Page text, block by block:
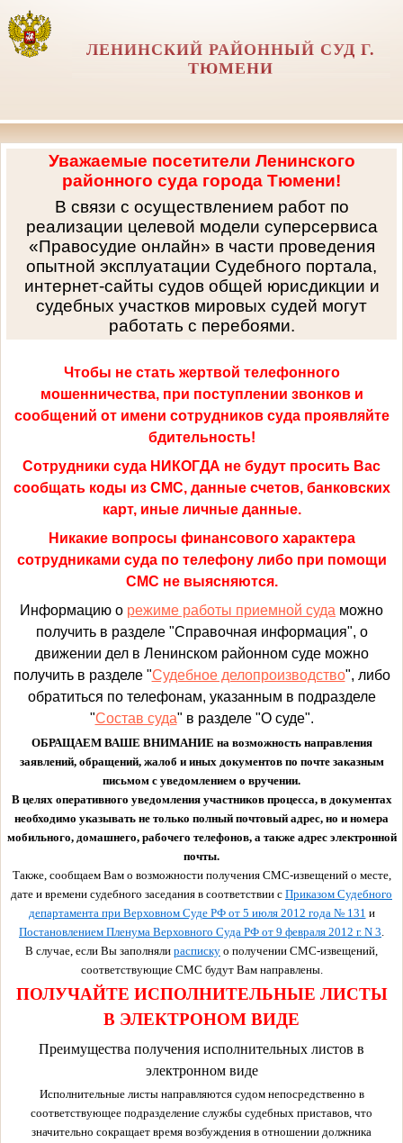
ЛЕНИНСКИЙ РАЙОННЫЙ СУД Г.
ТЮМЕНИ
Уважаемые посетители Ленинского
районного суда города Тюмени!
В связи с осуществлением работ по
реализации целевой модели суперсервиса
«Правосудие онлайн» в части проведения
опытной эксплуатации Судебного портала,
интернет-сайты судов общей юрисдикции и
судебных участков мировых судей могут
работать с перебоями.
Чтобы не стать жертвой телефонного
мошенничества, при поступлении звонков и
сообщений от имени сотрудников суда проявляйте
бдительность!
Сотрудники суда НИКОГДА не будут просить Вас
сообщать коды из СМС, данные счетов, банковских
карт, иные личные данные.
Никакие вопросы финансового характера
сотрудниками суда по телефону либо при помощи
СМС не выясняются.
Информацию о режиме работы приемной суда можно
получить в разделе "Справочная информация", о
движении дел в Ленинском районном суде можно
получить в разделе "Судебное делопроизводство", либо
обратиться по телефонам, указанным в подразделе
"Состав суда" в разделе "О суде".
ОБРАЩАЕМ ВАШЕ ВНИМАНИЕ на возможность направления
заявлений, обращений, жалоб и иных документов по почте заказным
письмом с уведомлением о вручении.
В целях оперативного уведомления участников процесса, в документах
необходимо указывать не только полный почтовый адрес, но и номера
мобильного, домашнего, рабочего телефонов, а также адрес электронной
почты.
Также, сообщаем Вам о возможности получения СМС-извещений о месте,
дате и времени судебного заседания в соответствии с Приказом Судебного
департамента при Верховном Суде РФ от 5 июля 2012 года № 131 и
Постановлением Пленума Верховного Суда РФ от 9 февраля 2012 г. N 3
В случае, если Вы заполняли расписку о получении СМС-извещений,
соответствующие СМС будут Вам направлены.
ПОЛУЧАЙТЕ ИСПОЛНИТЕЛЬНЫЕ ЛИСТЫ
В ЭЛЕКТРОНОМ ВИДЕ
Преимущества получения исполнительных листов в
электронном виде
Исполнительные листы направляются судом непосредственно в
соответствующее подразделение службы судебных приставов, что
значительно сокращает время возбуждения в отношении должника